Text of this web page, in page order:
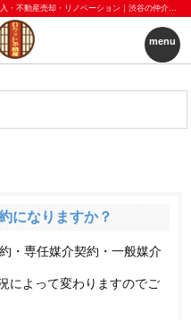
不動産売却に関するよくある質問｜江戸川区の不動産購入・不動産売却・リノベーション｜渋谷の仲介＋αプラスアルファ｜ロケット不動産株式会社
menu